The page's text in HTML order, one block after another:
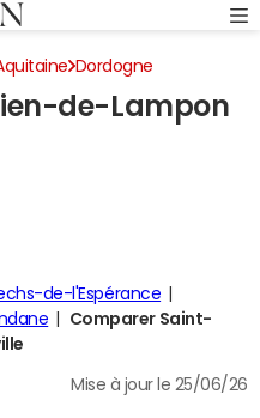
Dordogne
le revenude-Lampon
de-l'Espérance
Comparer Saint-
Mise à jour le 25/06/26